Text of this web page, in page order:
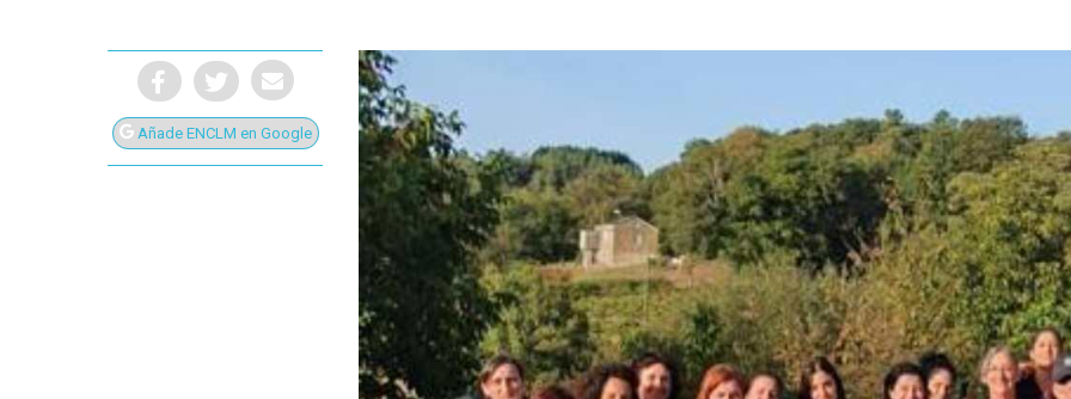
Añade ENCLM en Google